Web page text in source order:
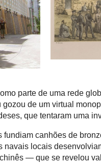
parte de uma rede
de um virtual
que tentaram uma
canhões de
navais locais
— que se revelou